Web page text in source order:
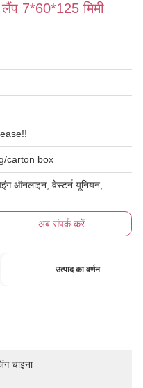
7*60*125 मिमी
carton box
ऑनलाइन, वेस्टर्न यूनियन,
अब संपर्क करें
उत्पाद का वर्णन
चाइना